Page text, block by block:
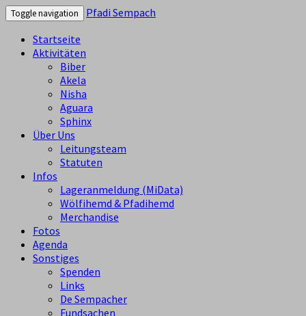
Toggle navigation
Pfadi Sempach
Startseite
Aktivitäten
Biber
Akela
Nisha
Aguara
Sphinx
Über Uns
Leitungsteam
Statuten
Infos
Lageranmeldung (MiData)
Wölfihemd & Pfadihemd
Merchandise
Fotos
Agenda
Sonstiges
Spenden
Links
De Sempacher
Fundsachen